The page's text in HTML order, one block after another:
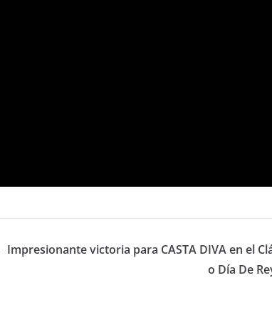
Impresionante victoria para CASTA DIVA en el
o Día De